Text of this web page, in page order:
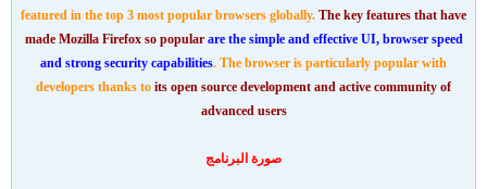
featured in the top 3 most popular browsers globally. The key features that have
made Mozilla Firefox so popular are the simple and effective UI, browser speed
and strong security capabilities. The browser is particularly popular with
developers thanks to its open source development and active community of
advanced users
صورة البرنامج